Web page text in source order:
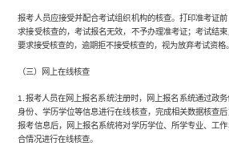
报考人员应接受并配合考试组织机构的核查。打印准考证
求接受核查的，考试报名无效，不予办理准考证；考试结
要求接受核查的，逾期拒不接受核查的，视为放弃考试资格。
（三）网上在线核查
1.报考人员在网上报名系统注册时，网上报名系统通过政
身份、学历学位等信息进行在线核查，完成相关数据核查
报考信息后，网上报名系统将对学历学位、所学专业、工
合情况进行在线核查。